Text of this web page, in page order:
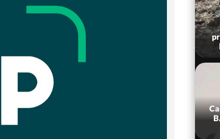
Côte d'Ivoire : Après le pari
réussi du 66e anniversaire,